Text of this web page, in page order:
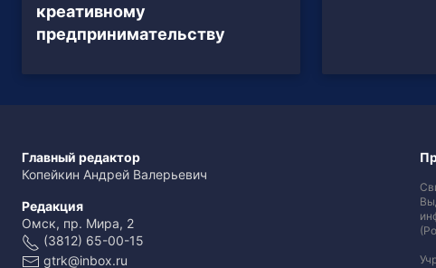
креативному
предпринимательству
Главный редактор
Копейкин Андрей Валерьевич
Редакция
Омск, пр. Мира, 2
(3812) 65-00-15
gtrk@inbox.ru